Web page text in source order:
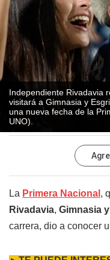
Independiente Rivadavia
visitará a Gimnasia y
una nueva fecha de la
UNO).
La Primera Nacional ,
Rivadavia, Gimnasia
carrera, dio a conocer